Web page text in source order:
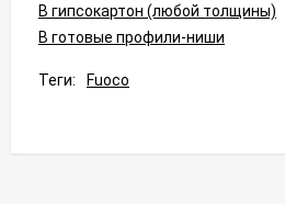
В гипсокартон (любой толщины)
В готовые профили-ниши
Теги: Fuoco